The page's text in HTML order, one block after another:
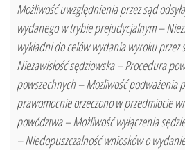
Możliwość uwzględnienia przez sąd
wydanego w trybie prejudycjalnym –
wykładni do celów wydania wyroku przez
Niezawisłość sędziowska – Procedura
powszechnych – Możliwość podważenia
prawomocnie orzeczono w przedmiocie
powództwa – Możliwość wyłączenia
– Niedopuszczalność wniosków o